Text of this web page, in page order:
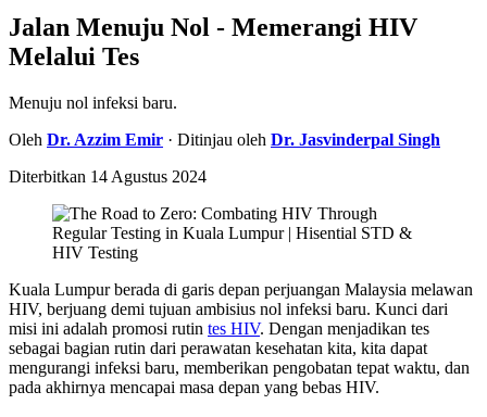
Jalan Menuju Nol - Memerangi HIV
Melalui Tes
Menuju nol infeksi baru.
Oleh Dr. Azzim Emir · Ditinjau oleh Dr. Jasvinderpal Singh
Diterbitkan 14 Agustus 2024
Kuala Lumpur berada di garis depan perjuangan Malaysia melawan
HIV, berjuang demi tujuan ambisius nol infeksi baru. Kunci dari
misi ini adalah promosi rutin tes HIV. Dengan menjadikan tes
sebagai bagian rutin dari perawatan kesehatan kita, kita dapat
mengurangi infeksi baru, memberikan pengobatan tepat waktu, dan
pada akhirnya mencapai masa depan yang bebas HIV.